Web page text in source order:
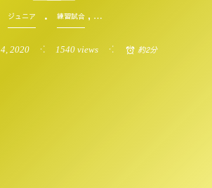
ジュニア 練習試合, …
4,2020 1540 views 約2分